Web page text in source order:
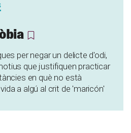
per negar un delicte d'odi,
que justifiquen practicar
en què no està
a algú al crit de 'maricón'